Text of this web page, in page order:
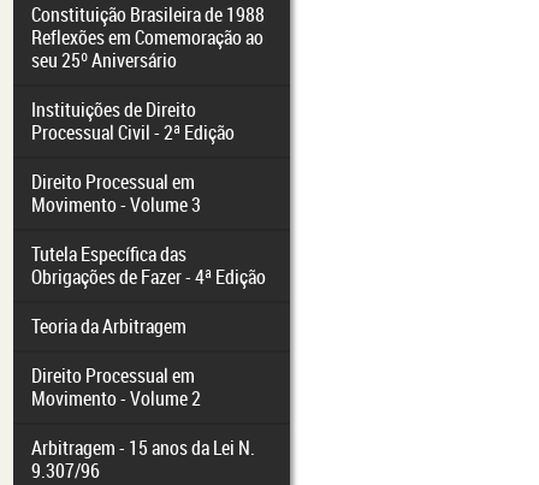
Constituição Brasileira de 1988
Reflexões em Comemoração ao
seu 25º Aniversário
Instituições de Direito
Processual Civil - 2ª Edição
Direito Processual em
Movimento - Volume 3
Tutela Específica das
Obrigações de Fazer - 4ª Edição
Teoria da Arbitragem
Direito Processual em
Movimento - Volume 2
Arbitragem - 15 anos da Lei N.
9.307/96